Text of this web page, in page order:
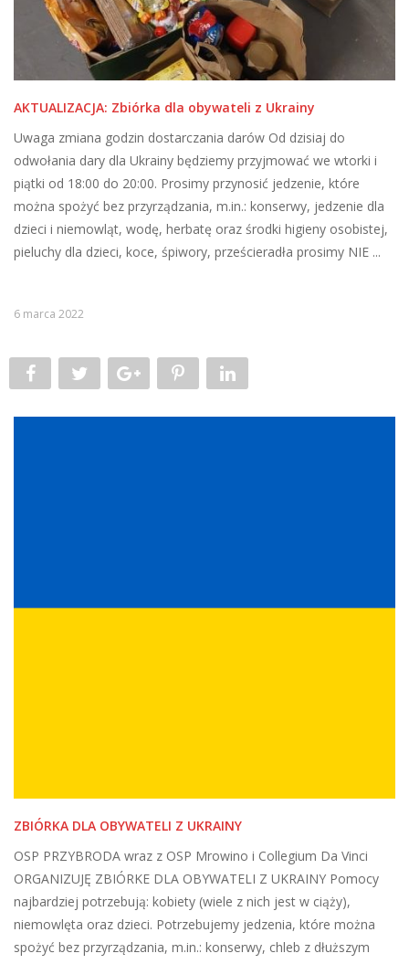
AKTUALIZACJA: Zbiórka dla obywateli z Ukrainy
Uwaga zmiana godzin dostarczania darów Od dzisiaj do
odwołania dary dla Ukrainy będziemy przyjmować we wtorki i
piątki od 18:00 do 20:00. Prosimy przynosić jedzenie, które
można spożyć bez przyrządzania, m.in.: konserwy, jedzenie dla
dzieci i niemowląt, wodę, herbatę oraz środki higieny osobistej,
pieluchy dla dzieci, koce, śpiwory, prześcieradła prosimy NIE ...
6 marca 2022
ZBIÓRKA DLA OBYWATELI Z UKRAINY
OSP PRZYBRODA wraz z OSP Mrowino i Collegium Da Vinci
ORGANIZUJĘ ZBIÓRKE DLA OBYWATELI Z UKRAINY Pomocy
najbardziej potrzebują: kobiety (wiele z nich jest w ciąży),
niemowlęta oraz dzieci. Potrzebujemy jedzenia, które można
spożyć bez przyrządzania, m.in.: konserwy, chleb z dłuższym